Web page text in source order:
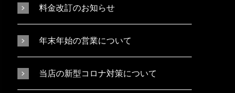
料金改訂のお知らせ
年末年始の営業について
当店の新型コロナ対策について